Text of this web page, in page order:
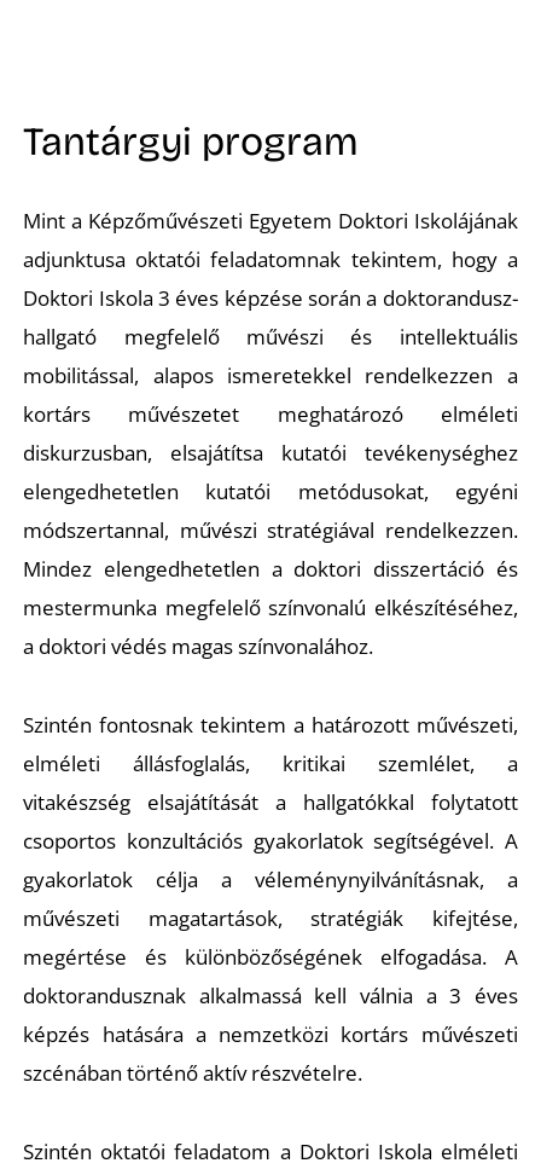
Tantárgyi program
Mint a Képzőművészeti Egyetem Doktori Iskolájának
adjunktusa oktatói feladatomnak tekintem, hogy a
Doktori Iskola 3 éves képzése során a doktorandusz-
hallgató megfelelő művészi és intellektuális
mobilitással, alapos ismeretekkel rendelkezzen a
kortárs művészetet meghatározó elméleti
diskurzusban, elsajátítsa kutatói tevékenységhez
elengedhetetlen kutatói metódusokat, egyéni
módszertannal, művészi stratégiával rendelkezzen.
Mindez elengedhetetlen a doktori disszertáció és
mestermunka megfelelő színvonalú elkészítéséhez,
a doktori védés magas színvonalához.
Szintén fontosnak tekintem a határozott művészeti,
elméleti állásfoglalás, kritikai szemlélet, a
vitakészség elsajátítását a hallgatókkal folytatott
csoportos konzultációs gyakorlatok segítségével. A
gyakorlatok célja a véleménynyilvánításnak, a
művészeti magatartások, stratégiák kifejtése,
megértése és különbözőségének elfogadása. A
doktorandusznak alkalmassá kell válnia a 3 éves
képzés hatására a nemzetközi kortárs művészeti
szcénában történő aktív részvételre.
Szintén oktatói feladatom a Doktori Iskola elméleti